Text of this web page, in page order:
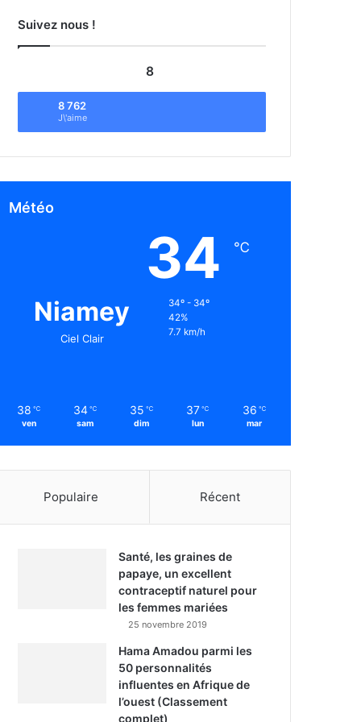
Suivez nous !
8
8 762
J\'aime
Météo
Niamey
Ciel Clair
34 ℃
34º - 34º
42%
7.7 km/h
38 ℃
ven
34 ℃
sam
35 ℃
dim
37 ℃
lun
36 ℃
mar
Populaire Récent
Santé, les graines de
papaye, un excellent
contraceptif naturel pour
les femmes mariées
25 novembre 2019
Hama Amadou parmi les
50 personnalités
influentes en Afrique de
l’ouest (Classement
complet)